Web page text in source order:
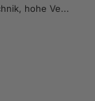
hohe Ve...